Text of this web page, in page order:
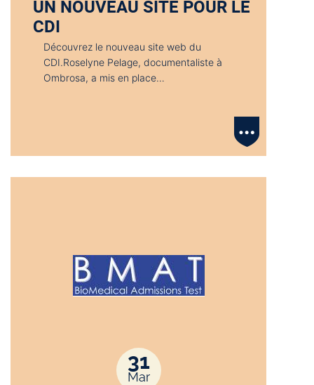
UN NOUVEAU SITE POUR LE
CDI
Découvrez le nouveau site web du
CDI.Roselyne Pelage, documentaliste à
Ombrosa, a mis en place…
31
Mar